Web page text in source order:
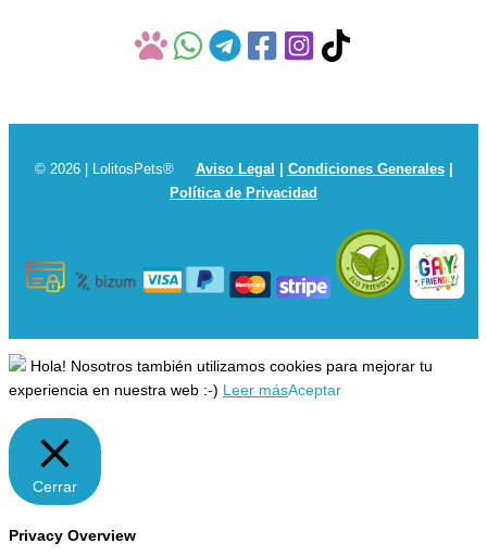
© 2026 | LolitosPets® Aviso Legal Condiciones Generales|
Política de Privacidad
Hola! Nosotros también utilizamos cookies para mejorar tu
experiencia en nuestra web :-)
Leer másAceptar
Cerrar
Privacy Overview